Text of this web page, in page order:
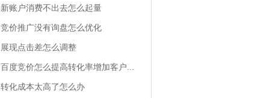
新账户消费不出去怎么起量
竞价推广没有询盘怎么优化
展现点击差怎么调整
百度竞价怎么提高转化率增加客户...
转化成本太高了怎么办